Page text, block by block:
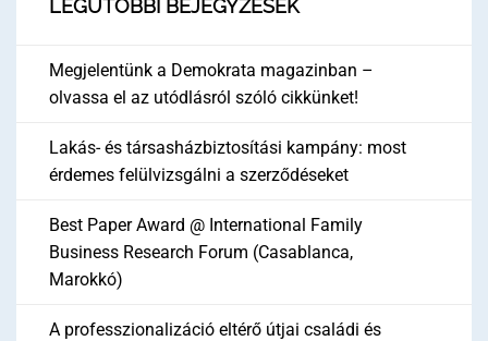
LEGUTÓBBI BEJEGYZÉSEK
Megjelentünk a Demokrata magazinban –
olvassa el az utódlásról szóló cikkünket!
Lakás- és társasházbiztosítási kampány: most
érdemes felülvizsgálni a szerződéseket
Best Paper Award @ International Family
Business Research Forum (Casablanca,
Marokkó)
A professzionalizáció eltérő útjai családi és